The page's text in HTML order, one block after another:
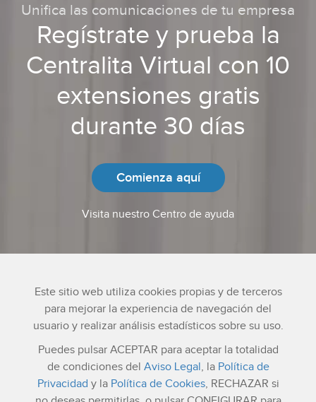
Este sitio web utiliza cookies propias y de terceros
para mejorar la experiencia de navegación del
usuario y realizar análisis estadísticos sobre su uso.
Puedes pulsar ACEPTAR para aceptar la totalidad
de condiciones del Aviso Legal, la Política de
Privacidad y la Política de Cookies, RECHAZAR si
Unifica las comunicaciones de tu empresa
Regístrate y prueba la
Centralita Virtual con 10
extensiones gratis
durante 30 días
Comienza aquí
Visita nuestro Centro de ayuda
Atención al cliente
Lunes a Viernes: 6:30h a 13:00h (horario Ciudad de México)
Email: info@netelip.com